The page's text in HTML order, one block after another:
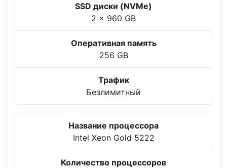
SSD диски (NVMe)
2 x 960 GB
Оперативная память
256 GB
Трафик
Безлимитный
Название процессора
Intel Xeon Gold 5222
Количество процессоров